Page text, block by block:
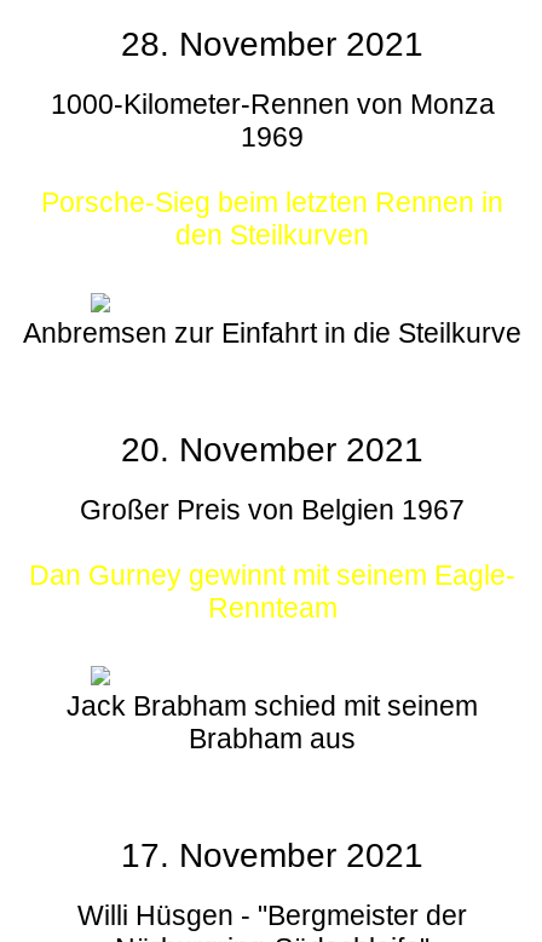
28. November 2021
1000-Kilometer-Rennen von Monza
1969
Porsche-Sieg beim letzten Rennen in
den Steilkurven
Anbremsen zur Einfahrt in die Steilkurve
20. November 2021
Großer Preis von Belgien 1967
Dan Gurney gewinnt mit seinem Eagle-
Rennteam
Jack Brabham schied mit seinem
Brabham aus
17. November 2021
Willi Hüsgen - "Bergmeister der